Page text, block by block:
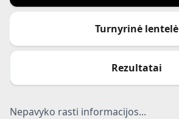
Turnyrinė lentelė
Rezultatai
Nepavyko rasti informacijos...